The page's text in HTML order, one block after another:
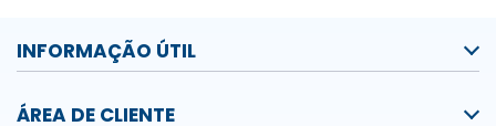
INFORMAÇÃO ÚTIL
ÁREA DE CLIENTE